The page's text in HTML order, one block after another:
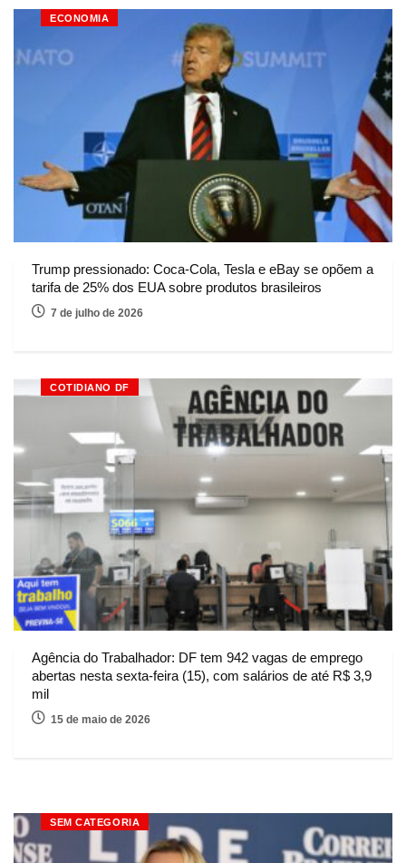
ECONOMIA
Trump pressionado: Coca-Cola, Tesla e eBay se opõem a
tarifa de 25% dos EUA sobre produtos brasileiros
7 de julho de 2026
COTIDIANO DF
Agência do Trabalhador: DF tem 942 vagas de emprego
abertas nesta sexta-feira (15), com salários de até R$ 3,9
mil
15 de maio de 2026
SEM CATEGORIA